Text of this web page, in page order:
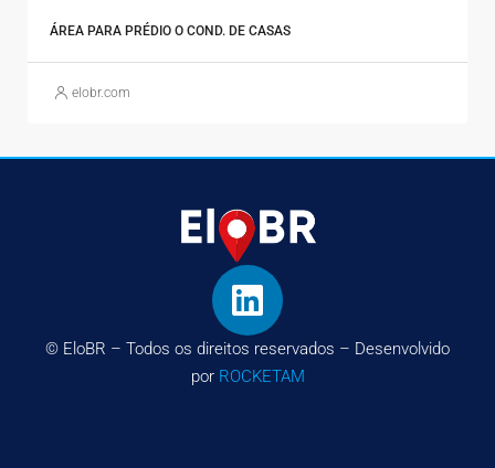
ÁREA PARA PRÉDIO O COND. DE CASAS
elobr.com
© EloBR – Todos os direitos reservados – Desenvolvido
por ROCKETAM